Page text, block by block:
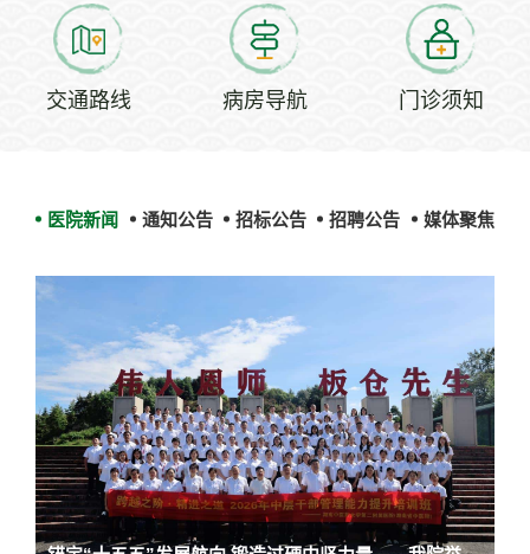
交通路线 病房导航 门诊须知
医院新闻 通知公告 招标公告 招聘公告 媒体聚焦